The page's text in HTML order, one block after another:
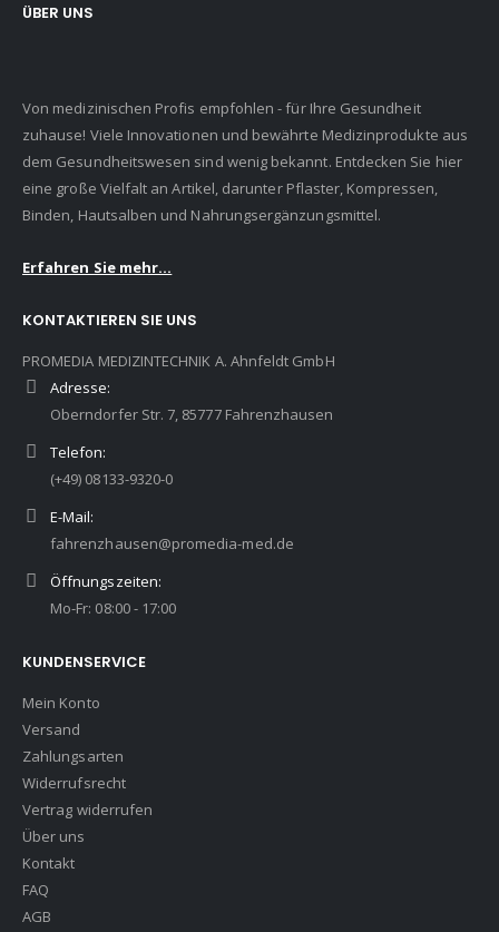
ÜBER UNS
Von medizinischen Profis empfohlen - für Ihre Gesundheit
zuhause! Viele Innovationen und bewährte Medizinprodukte aus
dem Gesundheitswesen sind wenig bekannt. Entdecken Sie hier
eine große Vielfalt an Artikel, darunter Pflaster, Kompressen,
Binden, Hautsalben und Nahrungsergänzungsmittel.
Erfahren Sie mehr...
KONTAKTIEREN SIE UNS
PROMEDIA MEDIZINTECHNIK A. Ahnfeldt GmbH
Adresse:
Oberndorfer Str. 7, 85777 Fahrenzhausen
Telefon:
(+49) 08133-9320-0
E-Mail:
fahrenzhausen@promedia-med.de
Öffnungszeiten:
Mo-Fr: 08:00 - 17:00
KUNDENSERVICE
Mein Konto
Versand
Zahlungsarten
Widerrufsrecht
Vertrag widerrufen
Über uns
Kontakt
FAQ
AGB